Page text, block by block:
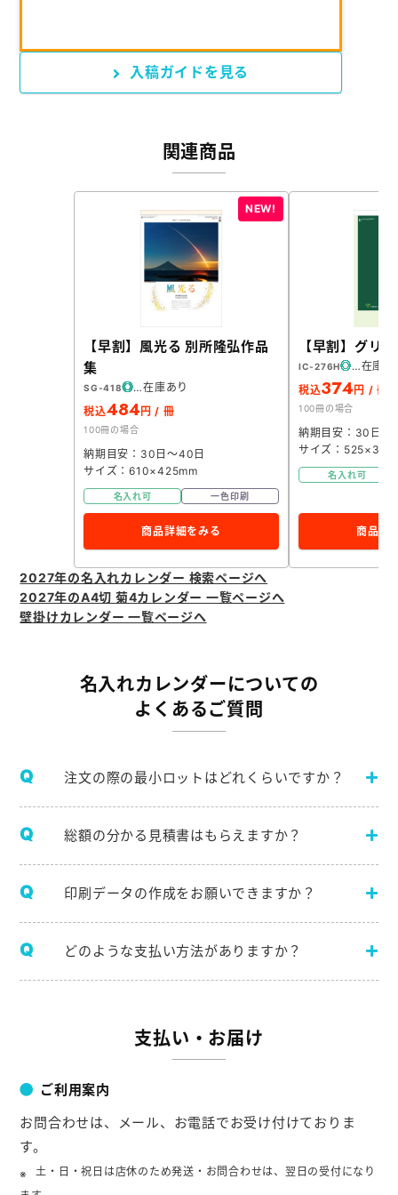
入稿ガイドを見る
関連商品
【早割】風光る 別所隆弘作品
集
SG-418
在庫あり
税込484 円 / 冊
100冊の場合
納期目安：30日～40日
サイズ：610×425mm
名入れ可 一色印刷
商品詳細をみる
【早割】グリ
IC-276H
在庫あ
税込374 円 / 冊
100冊の場合
納期目安：30日～
サイズ：
名入れ可
商品詳
2027年の名入れカレンダー 検索ページへ
2027年のA4切 菊4カレンダー 一覧ページへ
壁掛けカレンダー 一覧ページへ
名入れカレンダーについての
よくあるご質問
注文の際の最小ロットはどれくらいですか？
総額の分かる見積書はもらえますか？
印刷データの作成をお願いできますか？
どのような支払い方法がありますか？
支払い・お届け
ご利用案内
お問合わせは、メール、お電話でお受け付けておりま
す。
土・日・祝日は店休のため発送・お問合わせは、翌日の受付になり